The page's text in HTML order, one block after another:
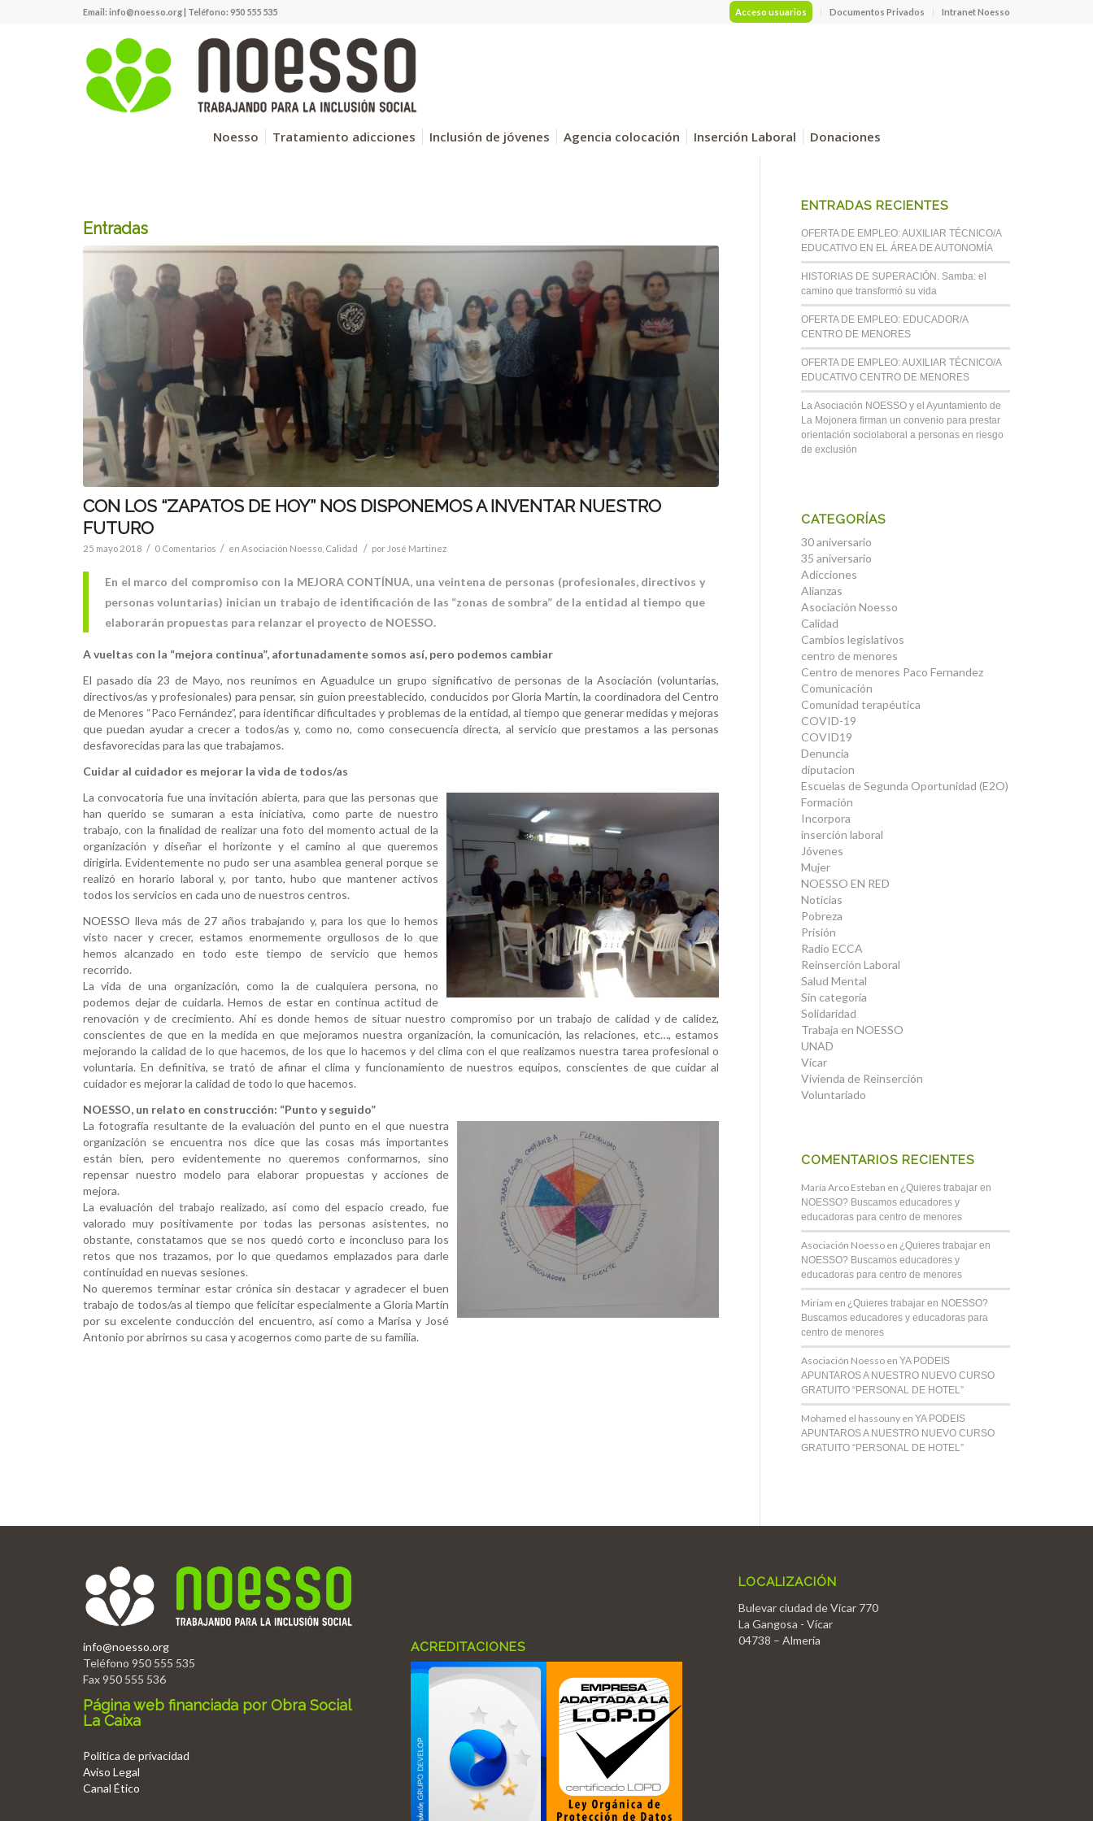
Acceso usuarios Documentos Privados Intranet Noesso
Email: info@noesso.org| Teléfono: 950 555 535
Noesso Tratamiento adicciones Inclusión de jóvenes Agencia colocación Inserción Laboral Donaciones
Entradas
CON LOS “ZAPATOS DE HOY” NOS DISPONEMOS A INVENTAR NUESTRO
FUTURO
25 mayo 2018 / 0 Comentarios / en Asociación Noesso Calidad / por José Martinez
En el marco del compromiso con la MEJORA CONTÍNUA, una veintena de personas (profesionales, directivos y
personas voluntarias) inician un trabajo de identificación de las “zonas de sombra” de la entidad al tiempo que
elaborarán propuestas para relanzar el proyecto de NOESSO.
A vueltas con la “mejora continua”, afortunadamente somos así, pero podemos cambiar
El pasado día 23 de Mayo, nos reunimos en Aguadulce un grupo significativo de personas de la Asociación (voluntarias,
directivos/as y profesionales) para pensar, sin guion preestablecido, conducidos por Gloria Martin, la coordinadora del Centro
de Menores “Paco Fernández”, para identificar dificultades y problemas de la entidad, al tiempo que generar medidas y mejoras
que puedan ayudar a crecer a todos/as y, como no, como consecuencia directa, al servicio que prestamos a las personas
desfavorecidas para las que trabajamos.
Cuidar al cuidador es mejorar la vida de todos/as
La convocatoria fue una invitación abierta, para que las personas que
han querido se sumaran a esta iniciativa, como parte de nuestro
trabajo, con la finalidad de realizar una foto del momento actual de la
organización y diseñar el horizonte y el camino al que queremos
dirigirla. Evidentemente no pudo ser una asamblea general porque se
realizó en horario laboral y, por tanto, hubo que mantener activos
todos los servicios en cada uno de nuestros centros.
NOESSO lleva más de 27 años trabajando y, para los que lo hemos
visto nacer y crecer, estamos enormemente orgullosos de lo que
hemos alcanzado en todo este tiempo de servicio que hemos
recorrido.
La vida de una organización, como la de cualquiera persona, no
podemos dejar de cuidarla. Hemos de estar en continua actitud de
renovación y de crecimiento. Ahí es donde hemos de situar nuestro compromiso por un trabajo de calidad y de calidez,
conscientes de que en la medida en que mejoramos nuestra organización, la comunicación, las relaciones, etc…, estamos
mejorando la calidad de lo que hacemos, de los que lo hacemos y del clima con el que realizamos nuestra tarea profesional o
voluntaria. En definitiva, se trató de afinar el clima y funcionamiento de nuestros equipos, conscientes de que cuidar al
cuidador es mejorar la calidad de todo lo que hacemos.
NOESSO, un relato en construcción: “Punto y seguido”
La fotografía resultante de la evaluación del punto en el que nuestra
organización se encuentra nos dice que las cosas más importantes
están bien, pero evidentemente no queremos conformarnos, sino
repensar nuestro modelo para elaborar propuestas y acciones de
mejora.
La evaluación del trabajo realizado, así como del espacio creado, fue
valorado muy positivamente por todas las personas asistentes, no
obstante, constatamos que se nos quedó corto e inconcluso para los
retos que nos trazamos, por lo que quedamos emplazados para darle
continuidad en nuevas sesiones.
No queremos terminar estar crónica sin destacar y agradecer el buen
trabajo de todos/as al tiempo que felicitar especialmente a Gloria Martín
por su excelente conducción del encuentro, así como a Marisa y José
Antonio por abrirnos su casa y acogernos como parte de su familia.
ENTRADAS RECIENTES
OFERTA DE EMPLEO: AUXILIAR TÉCNICO/A
EDUCATIVO EN EL ÁREA DE AUTONOMÍA
HISTORIAS DE SUPERACIÓN. Samba: el
camino que transformó su vida
OFERTA DE EMPLEO: EDUCADOR/A
CENTRO DE MENORES
OFERTA DE EMPLEO: AUXILIAR TÉCNICO/A
EDUCATIVO CENTRO DE MENORES
La Asociación NOESSO y el Ayuntamiento de
La Mojonera firman un convenio para prestar
orientación sociolaboral a personas en riesgo
de exclusión
CATEGORÍAS
30 aniversario
35 aniversario
Adicciones
Alianzas
Asociación Noesso
Calidad
Cambios legislativos
centro de menores
Centro de menores Paco Fernandez
Comunicación
Comunidad terapéutica
COVID-19
COVID19
Denuncia
diputacion
Escuelas de Segunda Oportunidad (E2O)
Formación
Incorpora
inserción laboral
Jóvenes
Mujer
NOESSO EN RED
Noticias
Pobreza
Prisión
Radio ECCA
Reinserción Laboral
Salud Mental
Sin categoría
Solidaridad
Trabaja en NOESSO
UNAD
Vícar
Vivienda de Reinserción
Voluntariado
COMENTARIOS RECIENTES
María Arco Esteban en ¿Quieres trabajar en
NOESSO? Buscamos educadores y
educadoras para centro de menores
Asociación Noesso en ¿Quieres trabajar en
NOESSO? Buscamos educadores y
educadoras para centro de menores
Miriam en ¿Quieres trabajar en NOESSO?
Buscamos educadores y educadoras para
centro de menores
Asociación Noesso enYA PODEIS
APUNTAROS A NUESTRO NUEVO CURSO
GRATUITO “PERSONAL DE HOTEL”
Mohamed el hassouny enYA PODEIS
APUNTAROS A NUESTRO NUEVO CURSO
GRATUITO “PERSONAL DE HOTEL”
info@noesso.org
Teléfono 950 555 535
Fax 950 555 536
Página web financiada por Obra Social
La Caixa
Politica de privacidad
Aviso Legal
Canal Ético
ACREDITACIONES
LOCALIZACIÓN
Bulevar ciudad de Vícar 770
La Gangosa - Vícar
04738 – Almería